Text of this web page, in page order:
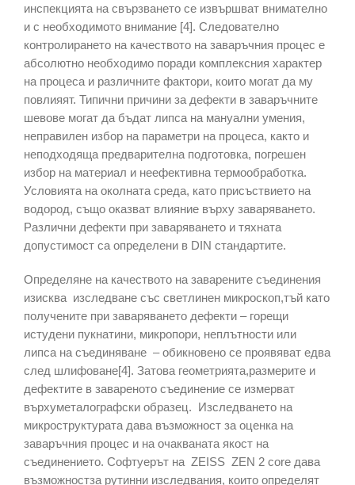
инспекцията на свързването се извършват внимателно
и с необходимото внимание [4]. Следователно
контролирането на качеството на заваръчния процес е
абсолютно необходимо поради комплексния характер
на процеса и различните фактори, които могат да му
повлияят. Типични причини за дефекти в заваръчните
шевове могат да бъдат липса на мануални умения,
неправилен избор на параметри на процеса, както и
неподходяща предварителна подготовка, погрешен
избор на материал и неефективна термообработка.
Условията на околната среда, като присъствието на
водород, също оказват влияние върху заваряването.
Различни дефекти при заваряването и тяхната
допустимост са определени в DIN стандартите.
Определяне на качеството на заварените съединения
изисква изследване със светлинен микроскоп,тъй като
получените при заваряването дефекти – горещи
истудени пукнатини, микропори, неплътности или
липса на съединяване – обикновено се проявяват едва
след шлифоване[4]. Затова геометрията,размерите и
дефектите в завареното съединение се измерват
върхуметалографски образец. Изследването на
микроструктурата дава възможност за оценка на
заваръчния процес и на очакваната якост на
съединението. Софтуерът на ZEISS ZEN 2 core дава
възможностза рутинни изследвания, които определят